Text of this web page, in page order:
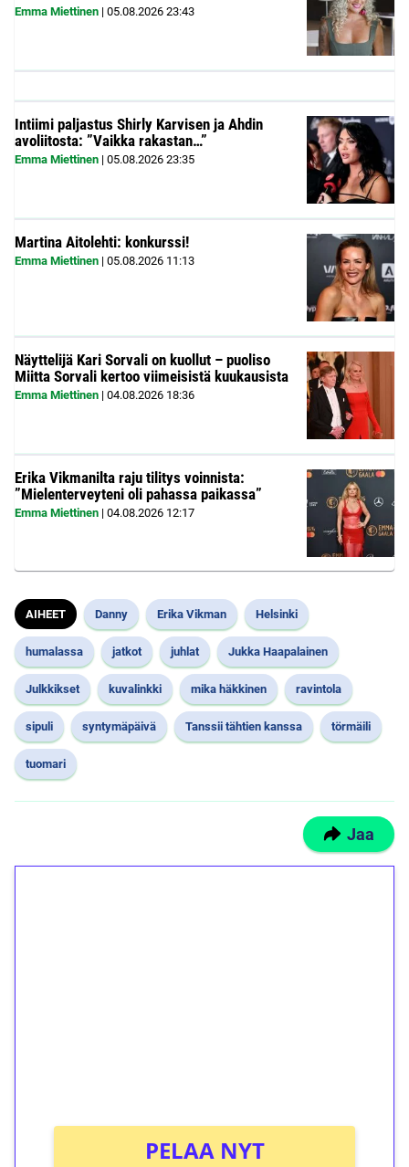
Emma Miettinen | 05.08.2026 23:43
Intiimi paljastus Shirly Karvisen ja Ahdin
avoliitosta: ”Vaikka rakastan…”
Emma Miettinen | 05.08.2026 23:35
Martina Aitolehti: konkurssi!
Emma Miettinen | 05.08.2026 11:13
Näyttelijä Kari Sorvali on kuollut – puoliso
Miitta Sorvali kertoo viimeisistä kuukausista
Emma Miettinen | 04.08.2026 18:36
Erika Vikmanilta raju tilitys voinnista:
”Mielenterveyteni oli pahassa paikassa”
Emma Miettinen | 04.08.2026 12:17
AIHEET Danny Erika Vikman Helsinki
humalassa jatkot juhlat Jukka Haapalainen
Julkkikset kuvalinkki mika häkkinen ravintola
sipuli syntymäpäivä Tanssii tähtien kanssa törmäili
tuomari
Jaa
PELAA NYT